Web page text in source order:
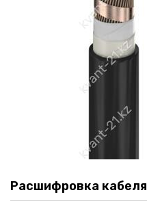
Расшифровка кабеля